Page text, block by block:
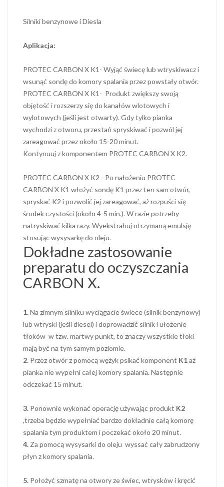
Silniki benzynowe i Diesla
Aplikacja:
PROTEC CARBON X K1- Wyjąć świecę lub wtryskiwacz i
wsunąć sondę do komory spalania przez powstały otwór.
PROTEC CARBON X K1- Produkt zwiększy swoją
objętość i rozszerzy się do kanałów wlotowych i
wylotowych (jeśli jest otwarty). Gdy tylko pianka
wychodzi z otworu, przestań spryskiwać i pozwól jej
zareagować przez około 15-20 minut.
Kontynuuj z komponentem PROTEC CARBON X K2.
PROTEC CARBON X K2 - Po nałożeniu PROTEC
CARBON X K1 włożyć sondę K1 przez ten sam otwór,
spryskać K2 i pozwolić jej zareagować, aż rozpuści się
środek czystości (około 4-5 min.). W razie potrzeby
natryskiwać kilka razy. Wyekstrahuj otrzymaną emulsję
stosując wysysarkę do oleju.
Dokładne zastosowanie
preparatu do oczyszczania
CARBON X.
1.Na zimnym silniku wyciągacie świece (silnik benzynowy)
lub wtryski (jeśli diesel) i doprowadzić silnik i ułożenie
tłoków w tzw. martwy punkt, to znaczy wszystkie tłoki
mają być na tym samym poziomie.
2. Przez otwór z pomocą wężyk psikać komponent K1aż
pianka nie wypełni całej komory spalania. Następnie
odczekać 15 minut.
3. Ponownie wykonać operację używając produkt K2
,trzeba będzie wypełniać bardzo dokładnie całą komorę
spalania tym produktem i poczekać około 20 minut.
4. Za pomocą wysysarki do oleju wyssać cały zabrudzony
płyn z komory spalania.
5. Położyć szmatę na otwory ze świec, wtrysków i kręcić